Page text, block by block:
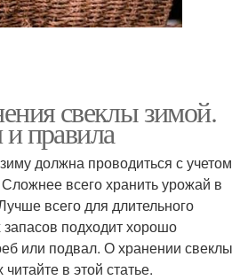
свеклы зимой.
правила
должна проводиться с учетом
всего хранить урожай в
всего для длительного
подходит хорошо
или подвал. О хранении свеклы
в этой статье.